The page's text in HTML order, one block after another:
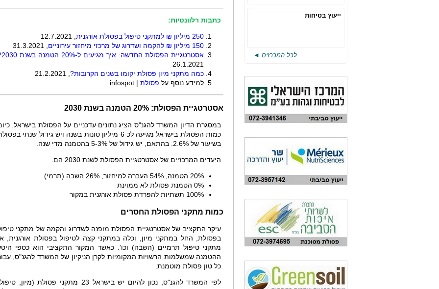
ייעוץ בטיחות
לכל המכרזים ◄
כתבות רלוונטיות:
250 מיליון ₪ למתקני טיפול בפסולת אורגנית
150 מיליון ₪ להקמה ושדרוג של מרכזי מיחזור עירוניים
אסטרטגיית הפסולת החדשה: איך מגיעים ל-20% הטמנה בשנת 2030?
26.1.2021
כמה מתקני מיון פסולת יקומו בשנים הקרובות?
למידע נוסף על פסולת |
infospot
אסטרטגיית הפסולת: 20% הטמנה בשנת 2030
במסגרת הדיון המשרד להגנ"ס הציג נתונים עדכניים על הפסולת בישראל.
כמות הפסולת בישראל מגיעה לכ-6 מיליון טונות בשנה ויש גידול שנתי
בשיעור של 2.6%. בהתאם, יש גידול של 5-3% בהטמנה מדי שנה.
היעדים המרכזיים של אסטרטגיית הפסולת לשנת 2030 הם:
20% הטמנה, 54% העברה למיחזור, 26% השבה (תרמי)
0% הטמנת פסולת לא ממוינת
100% תשתיות להפרדת פסולת אורגנית במקור
כמות מתקני הפסולת החסרים
עיקר התקציב של אסטרטגיית הפסולת מופנה לשדרוג והקמה של מתקני
בפסולת, החל במתקני מיון, וכלה במתקני קצה לטיפול בפסולת אורגנית,
מתקני טיפול תרמיים (השבה) וכו'. כאשר המקור התקציבי הוא כספי
ההטמנה שמשלמות הרשויות המקומיות לקרן הניקיון של המשרד להגנ"ס,
כל טון פסולת מוטמנת.
לפי המשרד להגנ"ס, נכון להיום יש בישראל 23 מתקני פסולת (מיון,